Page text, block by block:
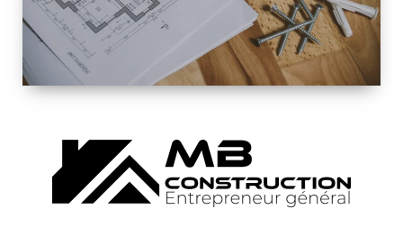
SOLUTIONS DE
RÉNOVATION
COMPLÈTE